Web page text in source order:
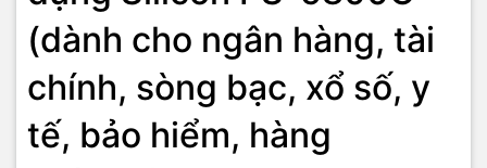
(dành cho ngân hàng, tài
chính, sòng bạc, xổ số, y
tế, bảo hiểm, hàng